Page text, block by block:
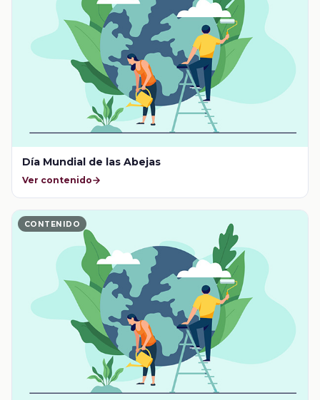
Día Mundial de las Abejas
Ver contenido
CONTENIDO